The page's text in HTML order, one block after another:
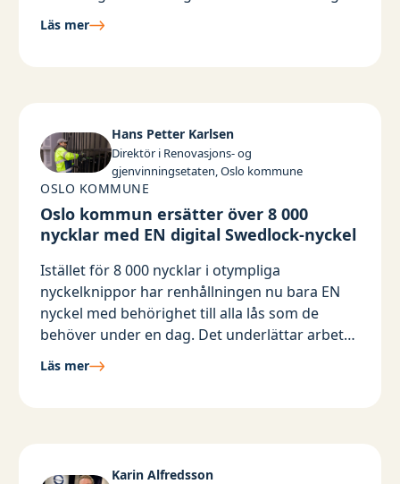
säkerheten hos Swedlocks digitala låssystem
var tillgängligheten aldrig hotad, säger
Läs mer
Hans Petter Karlsen
Direktör i Renovasjons- og
gjenvinningsetaten, Oslo kommune
OSLO KOMMUNE
Oslo kommun ersätter över 8 000
nycklar med EN digital Swedlock-nyckel
Istället för 8 000 nycklar i otympliga
nyckelknippor har renhållningen nu bara EN
nyckel med behörighet till alla lås som de
behöver under en dag. Det underlättar arbetet
och är mycket säkrare än en vanlig nyckel som
lätt kan tappas bort. Skulle den digitala
Läs mer
Karin Alfredsson